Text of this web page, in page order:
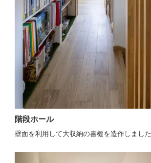
階段ホール
壁面を利用して大収納の書棚を造作しました